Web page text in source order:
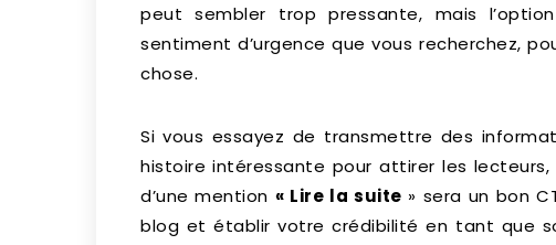
peut sembler trop pressante, mais
sentiment d’urgence que vous recherchez,
chose.
Si vous essayez de transmettre des
histoire intéressante pour attirer les
d’une mention « Lire la suite » sera un bon
blog et établir votre crédibilité en tant que